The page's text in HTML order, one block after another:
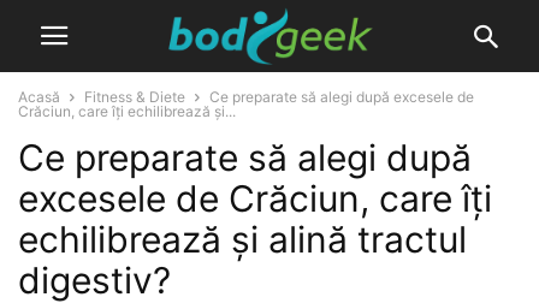
Acasă Fitness & Diete
Ce preparate să alegi după excesele de
Crăciun, care îți echilibrează și...
Ce preparate să alegi după
excesele de Crăciun, care îți
echilibrează și alină tractul
digestiv?